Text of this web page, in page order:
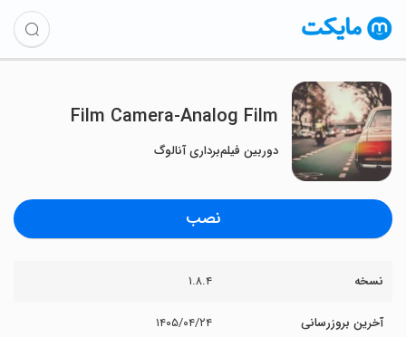
Film Camera-Analog Film
دوربین فیلم‌برداری آنالوگ
نصب
نسخه ۱.۸.۴
آخرین بروزرسانی ۱۴۰۵/۰۴/۲۴